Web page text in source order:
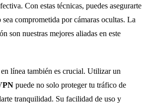
Con estas técnicas, puedes asegurarte
comprometida por cámaras ocultas. La
son nuestras mejores aliadas en este
línea también es crucial. Utilizar un
puede no solo proteger tu tráfico de
tranquilidad. Su facilidad de uso y